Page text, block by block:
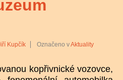
Kupčík Označeno vAktuality
kopřivnické vozovce,